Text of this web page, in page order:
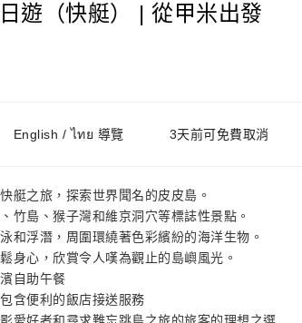
遊（快艇） | 從甲米出發
English / ไทย 導覽 3天前可免費取消
艇之旅，探索世界聞名的皮皮島。
竹島、猴子灣和維京洞穴等標誌性景點。
和浮潛，周圍環繞著色彩繽紛的海洋生物。
身心，欣賞令人嘆為觀止的島嶼風光。
自助午餐
含便利的飯店接送服務